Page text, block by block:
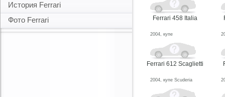
История Ferrari
Фото Ferrari
Ferrari 458 Italia
2004, купе
Ferrari 612 Scaglietti
2004, купе Scuderia